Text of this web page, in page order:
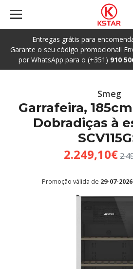
Entregas grátis para
Garante o seu código promocional!
por WhatsApp para o (+351) 910
Smeg
Garrafeira,
Dobradiças à
2.249,10€
Promoção válida de 29-07-2026